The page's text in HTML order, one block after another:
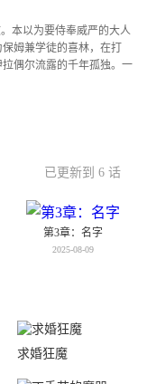
本以为要侍奉威严的大人
姆兼学徒的喜林，在打
偶尔流露的千年孤独。一
已更新到 6 话
第3章：名字
2025-08-09
求婚狂魔